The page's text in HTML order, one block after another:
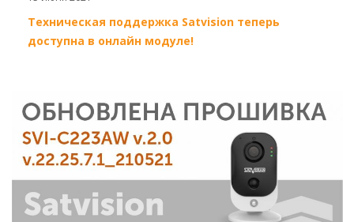
Техническая поддержка Satvision теперь
доступна в онлайн модуле!